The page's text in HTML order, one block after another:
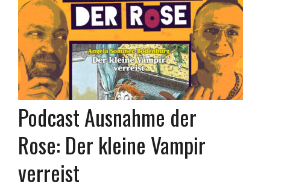
Podcast Ausnahme der
Rose: Der kleine Vampir
verreist